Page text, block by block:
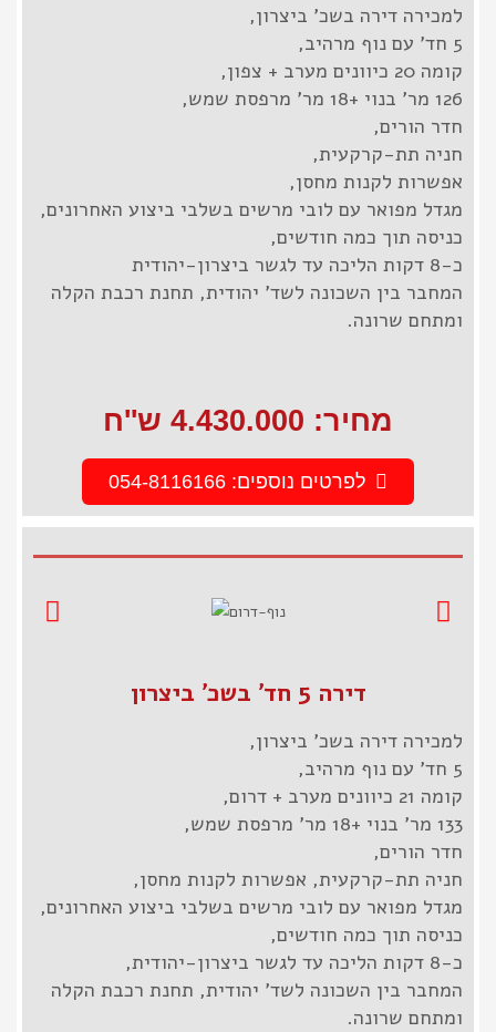
למכירה דירה בשכ' ביצרון,
5 חד' עם נוף מרהיב,
קומה 20 כיוונים מערב + צפון,
126 מר' בנוי +18 מר' מרפסת שמש,
חדר הורים,
חניה תת-קרקעית,
אפשרות לקנות מחסן,
מגדל מפואר עם לובי מרשים בשלבי ביצוע האחרונים,
כניסה תוך כמה חודשים,
כ-8 דקות הליכה עד לגשר ביצרון-יהודית
המחבר בין השכונה לשד' יהודית, תחנת רכבת הקלה
ומתחם שרונה.
מחיר: 4.430.000 ש''ח
לפרטים נוספים: 054-8116166
דירה 5 חד' בשכ' ביצרון
למכירה דירה בשכ' ביצרון,
5 חד' עם נוף מרהיב,
קומה 21 כיוונים מערב + דרום,
133 מר' בנוי +18 מר' מרפסת שמש,
חדר הורים,
חניה תת-קרקעית, אפשרות לקנות מחסן,
מגדל מפואר עם לובי מרשים בשלבי ביצוע האחרונים,
כניסה תוך כמה חודשים,
כ-8 דקות הליכה עד לגשר ביצרון-יהודית,
המחבר בין השכונה לשד' יהודית, תחנת רכבת הקלה
ומתחם שרונה.